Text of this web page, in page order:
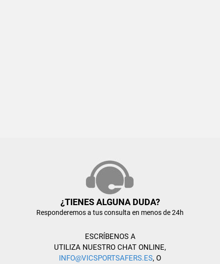
¿TIENES ALGUNA DUDA?
Responderemos a tus consulta en menos de 24h
ESCRÍBENOS A
UTILIZA NUESTRO CHAT ONLINE,
INFO@VICSPORTSAFERS.ES, O